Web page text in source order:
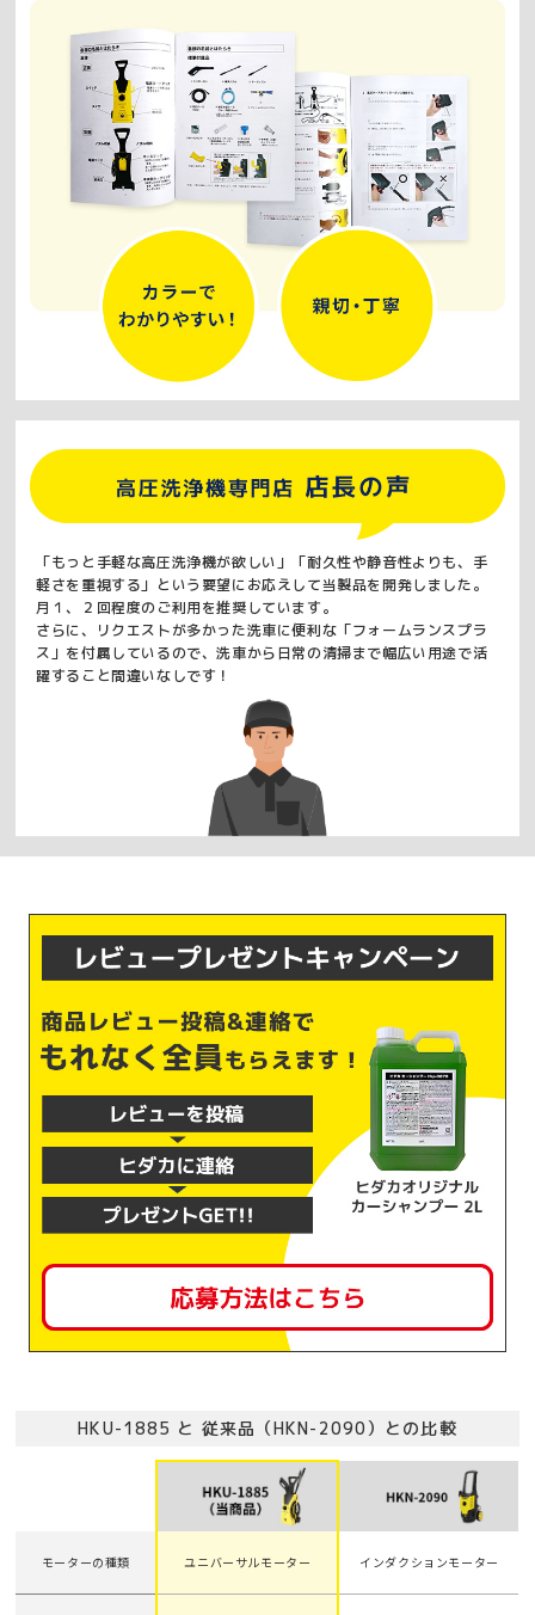
「もっと手軽な高圧洗浄機が欲しい」「耐久性や静音性よりも、手
軽さを重視する」という要望にお応えして当製品を開発しました。
月１、２回程度のご利用を推奨しています。
さらに、リクエストが多かった洗車に便利な「フォームランスプラ
ス」を付属しているので、洗車から日常の清掃まで幅広い用途で活
躍すること間違いなしです！
HKU-1885 と 従来品（HKN-2090）との比較
モーターの種類 ユニバーサルモーター インダクションモーター